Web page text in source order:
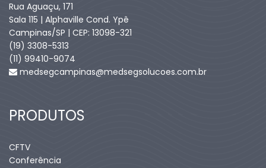
Rua Aguaçu, 171
Sala 115 | Alphaville Cond. Ypê
Campinas/SP | CEP: 13098-321
(19) 3308-5313
(11) 99410-9074​
medsegcampinas@medsegsolucoes.com.br
PRODUTOS
CFTV
Conferência